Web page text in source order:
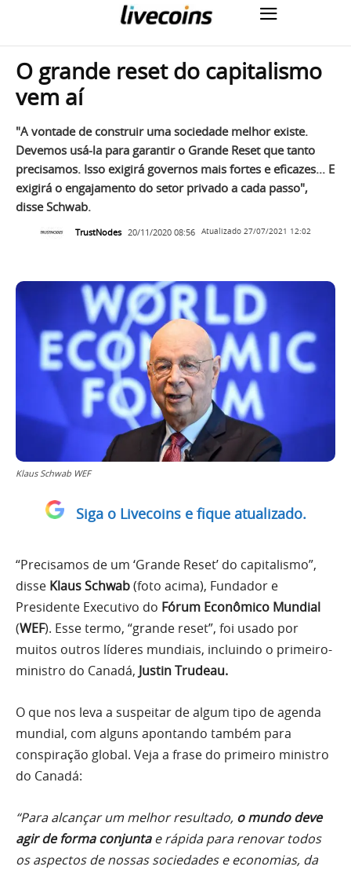
O grande reset do capitalismo
vem aí
"A vontade de construir uma sociedade melhor existe.
Devemos usá-la para garantir o Grande Reset que tanto
precisamos. Isso exigirá governos mais fortes e eficazes... E
exigirá o engajamento do setor privado a cada passo",
disse Schwab.
TrustNodes 20/11/2020 08:56 Atualizado 27/07/2021 12:02
Klaus Schwab WEF
Siga o Livecoins e fique atualizado.
“Precisamos de um ‘Grande Reset’ do capitalismo”,
disse Klaus Schwab(foto acima), Fundador e
Presidente Executivo do Fórum Econômico Mundial
(WEF). Esse termo, “grande reset”, foi usado por
muitos outros líderes mundiais, incluindo o primeiro-
ministro do Canadá, Justin Trudeau.
O que nos leva a suspeitar de algum tipo de agenda
mundial, com alguns apontando também para
conspiração global. Veja a frase do primeiro ministro
do Canadá:
“Para alcançar um melhor resultado, o mundo deve
agir de forma conjuntae rápida para renovar todos
os aspectos de nossas sociedades e economias, da